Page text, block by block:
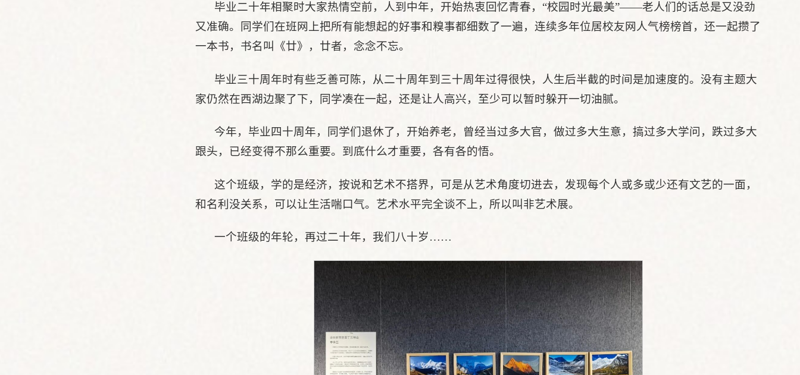
毕业二十年相聚时大家热情空前，人到中年，开始热衷回忆青春，“校园时光最美”——老人们的话总是又没劲
又准确。同学们在班网上把所有能想起的好事和糗事都细数了一遍，连续多年位居校友网人气榜榜首，还一起攒了
一本书，书名叫《廿》，廿者，念念不忘。
毕业三十周年时有些乏善可陈，从二十周年到三十周年过得很快，人生后半截的时间是加速度的。没有主题大
家仍然在西湖边聚了下，同学凑在一起，还是让人高兴，至少可以暂时躲开一切油腻。
今年，毕业四十周年，同学们退休了，开始养老，曾经当过多大官，做过多大生意，搞过多大学问，跌过多大
跟头，已经变得不那么重要。到底什么才重要，各有各的悟。
这个班级，学的是经济，按说和艺术不搭界，可是从艺术角度切进去，发现每个人或多或少还有文艺的一面，
和名利没关系，可以让生活喘口气。艺术水平完全谈不上，所以叫非艺术展。
一个班级的年轮，再过二十年，我们八十岁……